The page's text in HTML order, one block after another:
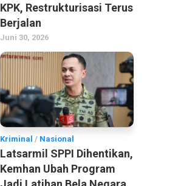
KPK, Restrukturisasi Terus
Berjalan
Juni 30, 2026
Kriminal / Nasional
Latsarmil SPPI Dihentikan,
Kemhan Ubah Program